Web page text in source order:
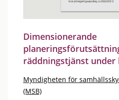
Dimensionerande
räddningstjänst under
Myndigheten för
(MSB)